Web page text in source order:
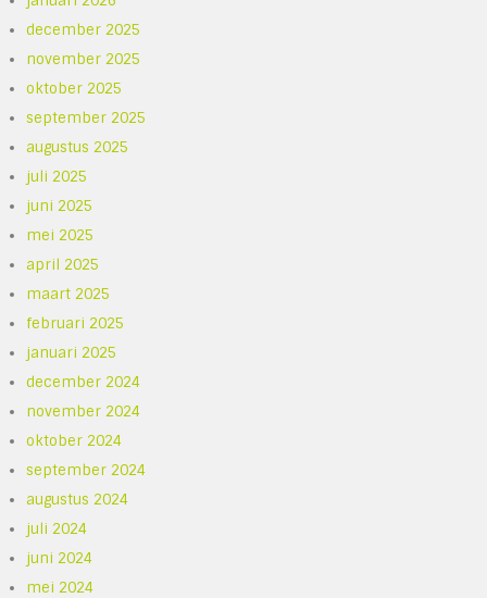
december 2025
november 2025
oktober 2025
september 2025
augustus 2025
juli 2025
juni 2025
mei 2025
april 2025
maart 2025
februari 2025
januari 2025
december 2024
november 2024
oktober 2024
september 2024
augustus 2024
juli 2024
juni 2024
mei 2024